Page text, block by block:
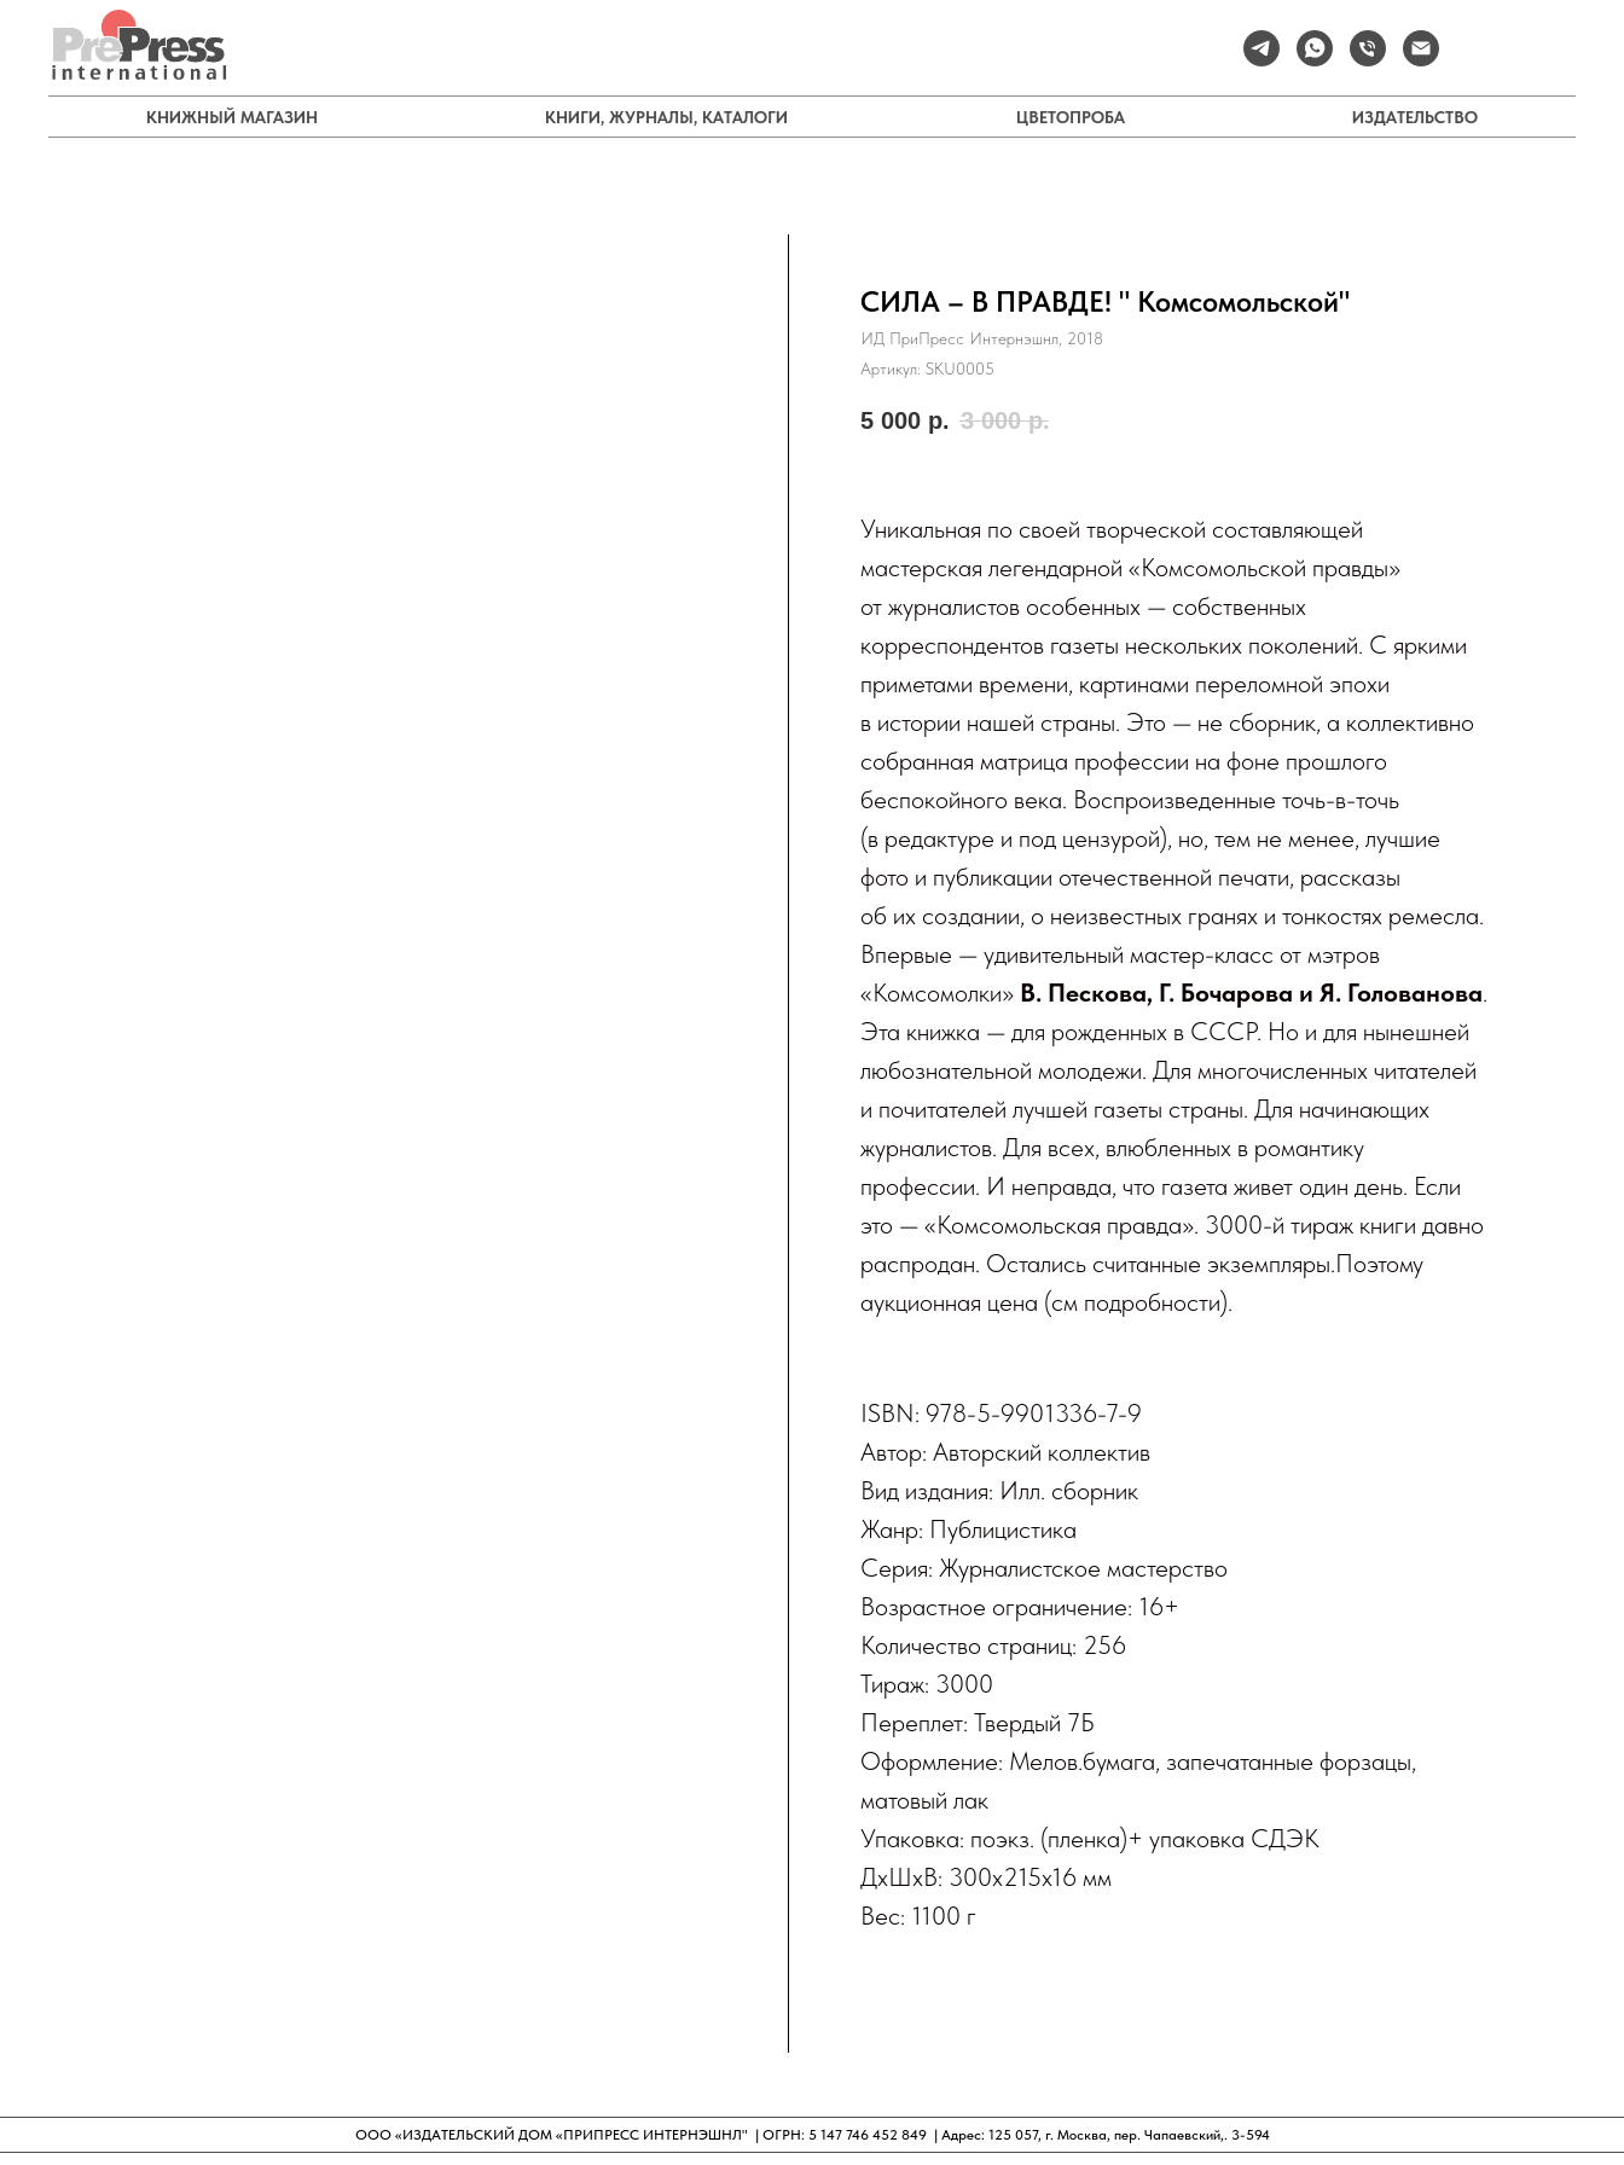
КНИЖНЫЙ МАГАЗИН КНИГИ, ЖУРНАЛЫ, КАТАЛОГИ ЦВЕТОПРОБА ИЗДАТЕЛЬСТВО
СИЛА – В ПРАВДЕ! " Комсомольской"
ИД ПриПресс Интернэшнл, 2018
Артикул: SKU0005
5 000 р. 3 000 р.
Уникальная по своей творческой составляющей
мастерская легендарной «Комсомольской правды»
от журналистов особенных — собственных
корреспондентов газеты нескольких поколений. С яркими
приметами времени, картинами переломной эпохи
в истории нашей страны. Это — не сборник, а коллективно
собранная матрица профессии на фоне прошлого
беспокойного века. Воспроизведенные точь-в-точь
(в редактуре и под цензурой), но, тем не менее, лучшие
фото и публикации отечественной печати, рассказы
об их создании, о неизвестных гранях и тонкостях ремесла.
Впервые — удивительный мастер-класс от мэтров
«Комсомолки» В. Пескова, Г. Бочарова и Я. Голованова.
Эта книжка — для рожденных в СССР. Но и для нынешней
любознательной молодежи. Для многочисленных читателей
и почитателей лучшей газеты страны. Для начинающих
журналистов. Для всех, влюбленных в романтику
профессии. И неправда, что газета живет один день. Если
это — «Комсомольская правда». 3000-й тираж книги давно
распродан. Остались считанные экземпляры.Поэтому
аукционная цена (см подробности).
ISBN: 978-5-9901336-7-9
Автор: Авторский коллектив
Вид издания: Илл. сборник
Жанр: Публицистика
Серия: Журналистское мастерство
Возрастное ограничение: 16+
Количество страниц: 256
Тираж: 3000
Переплет: Твердый 7Б
Оформление: Мелов.бумага, запечатанные форзацы,
матовый лак
Упаковка: поэкз. (пленка)+ упаковка СДЭК
ДxШxВ: 300x215x16 мм
Вес: 1100 г
ООО «ИЗДАТЕЛЬСКИЙ ДОМ «ПРИПРЕСС ИНТЕРНЭШНЛ" | ОГРН: 5 147 746 452 849 | Адрес: 125 057, г. Москва, пер. Чапаевский,. 3-594